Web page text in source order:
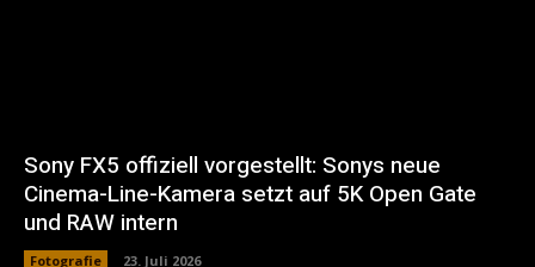
Sony FX5 offiziell vorgestellt: Sonys neue
Cinema-Line-Kamera setzt auf 5K Open Gate
und RAW intern
Fotografie 23. Juli 2026